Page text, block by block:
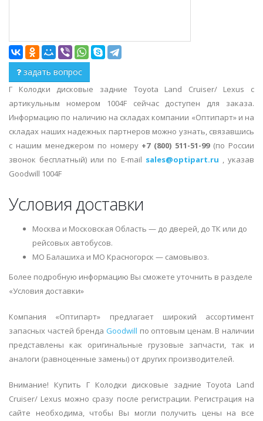
задать вопрос
Г Колодки дисковые задние Toyota Land Cruiser/ Lexus с
артикульным номером 1004F сейчас доступен для заказа.
Информацию по наличию на складах компании «Оптипарт» и на
складах наших надежных партнеров можно узнать, связавшись
с нашим менеджером по номеру +7 (800) 511-51-99(по России
звонок бесплатный) или по E-mail sales@optipart.ru , указав
Goodwill 1004F
Условия доставки
Москва и Московская Область — до дверей, до ТК или до
рейсовых автобусов.
МО Балашиха и МО Красногорск — самовывоз.
Более подробную информацию Вы сможете уточнить в разделе
«Условия доставки»
Компания «Оптипарт» предлагает широкий ассортимент
запасных частей бренда Goodwill по оптовым ценам. В наличии
представлены как оригинальные грузовые запчасти, так и
аналоги (равноценные замены) от других производителей.
Внимание! Купить Г Колодки дисковые задние Toyota Land
Cruiser/ Lexus можно сразу после регистрации. Регистрация на
сайте необходима, чтобы Вы могли получить цены на все